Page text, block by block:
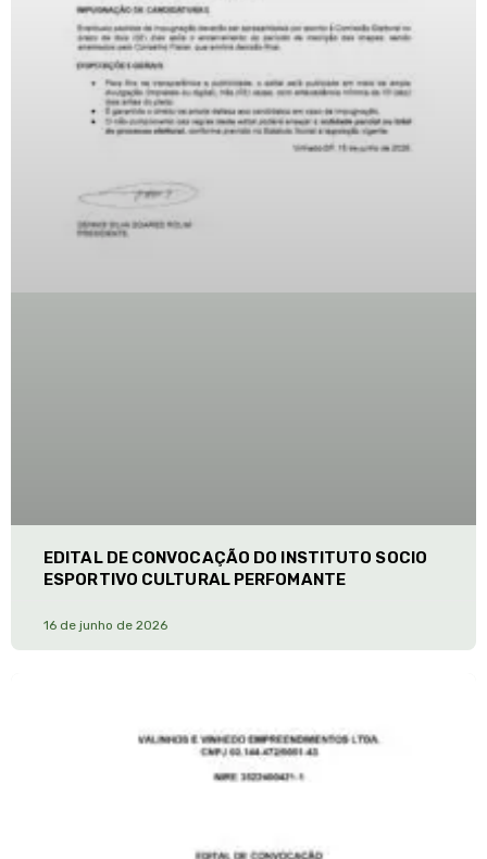
EDITAL DE CONVOCAÇÃO DO INSTITUTO SOCIO
ESPORTIVO CULTURAL PERFOMANTE
16 de junho de 2026